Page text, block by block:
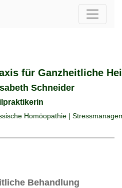
für Ganzheitliche
Schneider
Homöopathie |
Behandlung